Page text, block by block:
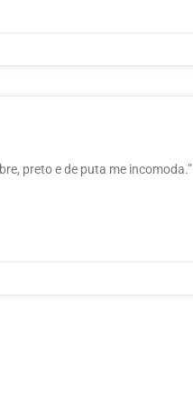
preto e de puta me incomoda.”